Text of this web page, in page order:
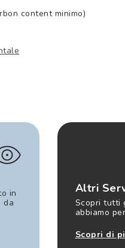
content minimo)
in
da
Altri
Scopri tutti
abbiamo
Scopri di